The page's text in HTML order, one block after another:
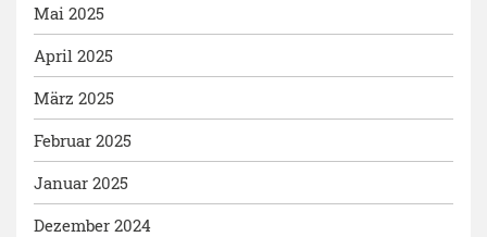
Mai 2025
April 2025
März 2025
Februar 2025
Januar 2025
Dezember 2024